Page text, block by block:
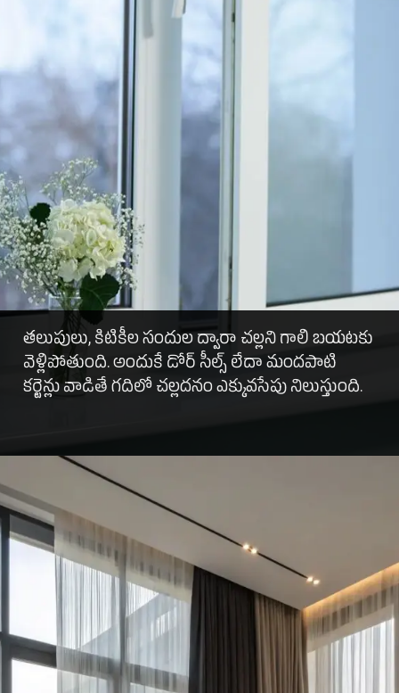
తలుపులు, కిటికీల సందుల ద్వారా చల్లని గాలి బయటకు
వెళ్లిపోతుంది. అందుకే డోర్ సీల్స్ లేదా మందపాటి
కర్టెన్లు వాడితే గదిలో చల్లదనం ఎక్కువసేపు నిలుస్తుంది.